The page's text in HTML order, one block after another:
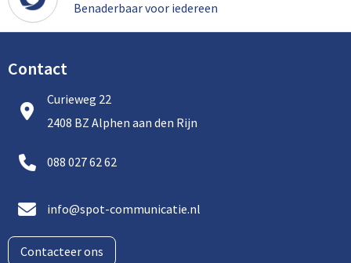
Benaderbaar voor iedereen
Contact
Curieweg 22
2408 BZ Alphen aan den Rijn
088 027 62 62
info@spot-communicatie.nl
Contacteer ons